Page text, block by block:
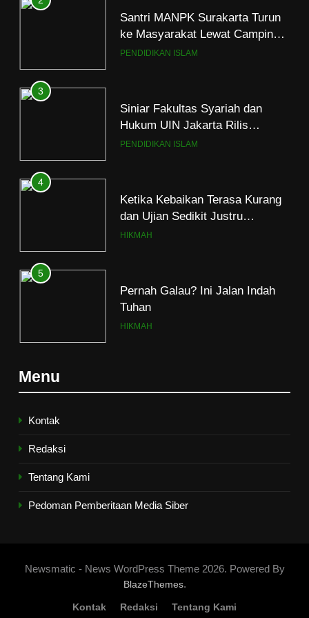
Santri MANPK Surakarta Turun
ke Masyarakat Lewat Camping
Dakwah Ramadan
PENDIDIKAN ISLAM
3
Siniar Fakultas Syariah dan
Hukum UIN Jakarta Rilis
Program Fikih Genzi Selama
PENDIDIKAN ISLAM
4
Ketika Kebaikan Terasa Kurang
dan Ujian Sedikit Justru
Menjerumuskan
HIKMAH
5
Pernah Galau? Ini Jalan Indah
Tuhan
HIKMAH
7
HIKMAH
Mau Masuk Surga, Tapi Takut
Mati
Menu
Kontak
Redaksi
Tentang Kami
Pedoman Pemberitaan Media Siber
Newsmatic - News WordPress Theme 2026. Powered By
BlazeThemes.
Kontak Redaksi
Tentang Kami